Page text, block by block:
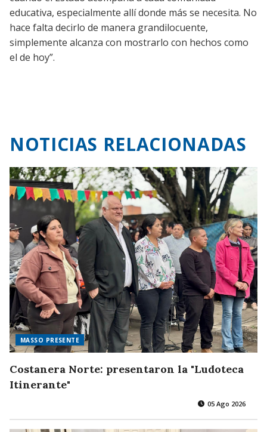
educativa, especialmente allí donde más se necesita. No
hace falta decirlo de manera grandilocuente,
simplemente alcanza con mostrarlo con hechos como
el de hoy”.
NOTICIAS RELACIONADAS
MASSO PRESENTE
Costanera Norte: presentaron la "Ludoteca
Itinerante"
05 Ago 2026